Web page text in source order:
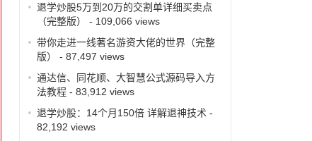
退学炒股5万到20万的交割单详细买卖点
（完整版）
- 109,066 views
带你走进一线著名游资大佬的世界（完整
版）
- 87,497 views
通达信、同花顺、大智慧公式源码导入方
法教程- 83,912 views
退学炒股：14个月150倍 详解退神技术 -
82,192 views